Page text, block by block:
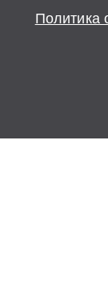
Политика